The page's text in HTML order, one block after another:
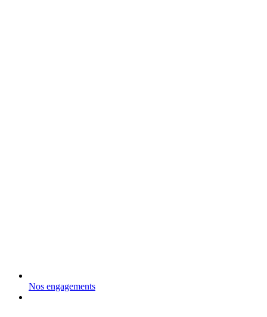
Nos engagements